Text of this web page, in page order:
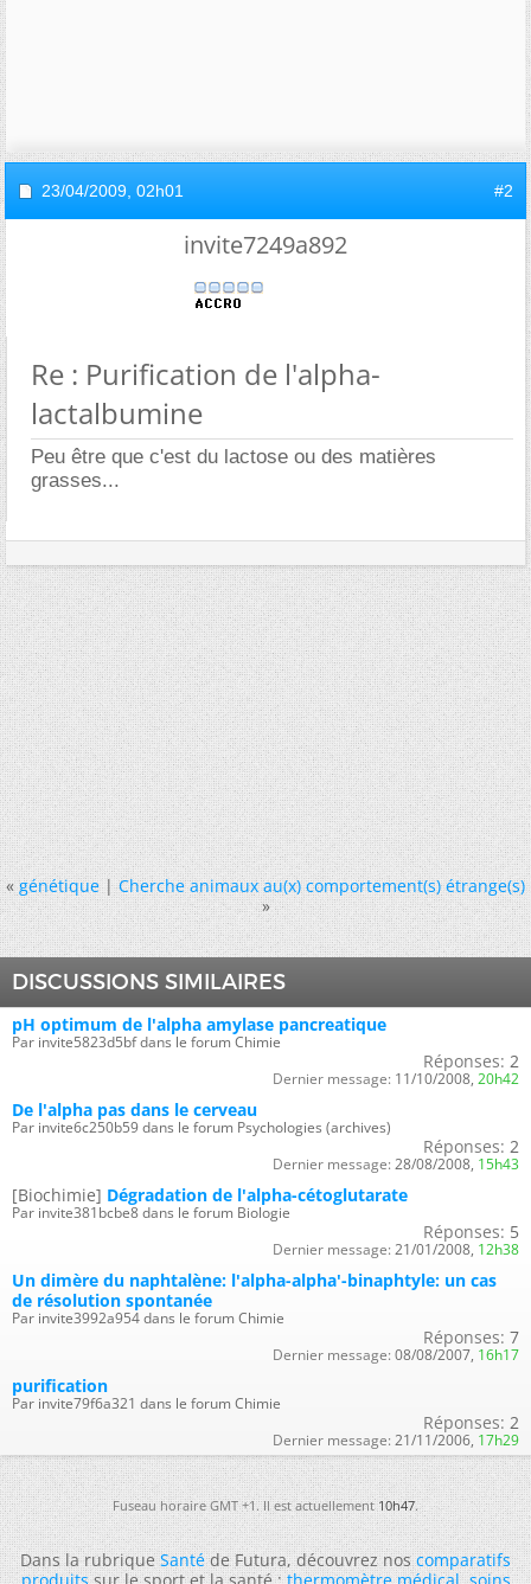
23/04/2009, 02h01 #2
invite7249a892
Re : Purification de l'alpha-
lactalbumine
Peu être que c'est du lactose ou des matières
grasses...
« génétique|Cherche animaux au(x) comportement(s) étrange(s)
»
DISCUSSIONS SIMILAIRES
pH optimum de l'alpha amylase pancreatique
Par invite5823d5bf dans le forum Chimie
Réponses: 2
Dernier message: 11/10/2008, 20h42
De l'alpha pas dans le cerveau
Par invite6c250b59 dans le forum Psychologies (archives)
Réponses: 2
Dernier message: 28/08/2008, 15h43
[Biochimie] Dégradation de l'alpha-cétoglutarate
Par invite381bcbe8 dans le forum Biologie
Réponses: 5
Dernier message: 21/01/2008, 12h38
Un dimère du naphtalène: l'alpha-alpha'-binaphtyle: un cas
de résolution spontanée
Par invite3992a954 dans le forum Chimie
Réponses: 7
Dernier message: 08/08/2007, 16h17
purification
Par invite79f6a321 dans le forum Chimie
Réponses: 2
Dernier message: 21/11/2006, 17h29
Fuseau horaire GMT +1. Il est actuellement10h47.
Dans la rubriqueSantéde Futura, découvrez noscomparatifs